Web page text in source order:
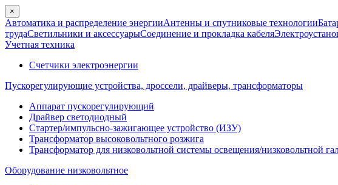
×
Автоматика и распределение энергииАнтенны и спутниковые технологии
трудаСветильники и аксессуарыСоединение и прокладка кабеля
Учетная техника
Счетчики электроэнергии
Пускорегулирующие устройства, дроссели, драйверы, трансформаторы
Аппарат пускорегулирующий
Драйвер светодиодный
Стартер/импульсно-зажигающее устройство (ИЗУ)
Трансформатор высоковольтного розжига
Трансформатор для низковольтной системы освещения/низковольтной
Оборудование низковольтное